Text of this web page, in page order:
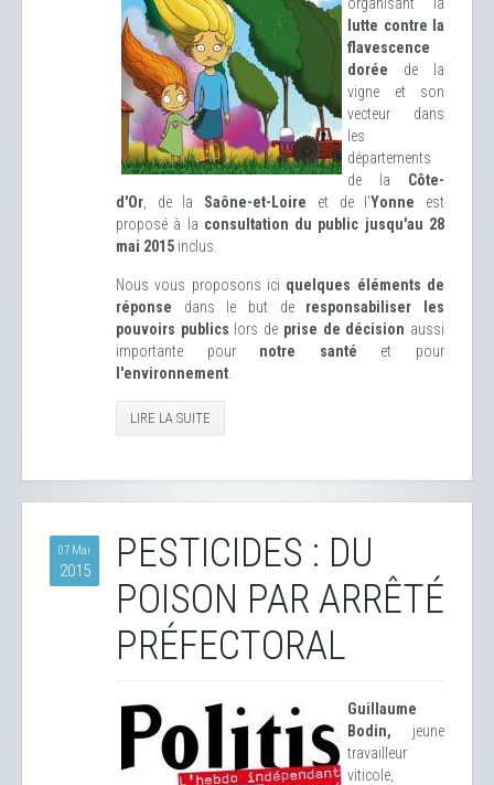
lutte contre la
flavescence
dorée de la
vigne et son
vecteur dans
les
départements
de la Côte-
d'Or , de la Saône-et-Loire et de l'Yonne est
proposé à la consultation du public jusqu'au 28
mai 2015 inclus.
Nous vous proposons ici quelques éléments de
réponse dans le but de responsabiliser les
pouvoirs publics lors de prise de décision aussi
importante pour notre santé et pour
l'environnement
LIRE LA SUITE
07 Mai
2015
PESTICIDES : DU
POISON PAR ARRÊTÉ
PRÉFECTORAL
Guillaume
Bodin, jeune
travailleur
viticole,